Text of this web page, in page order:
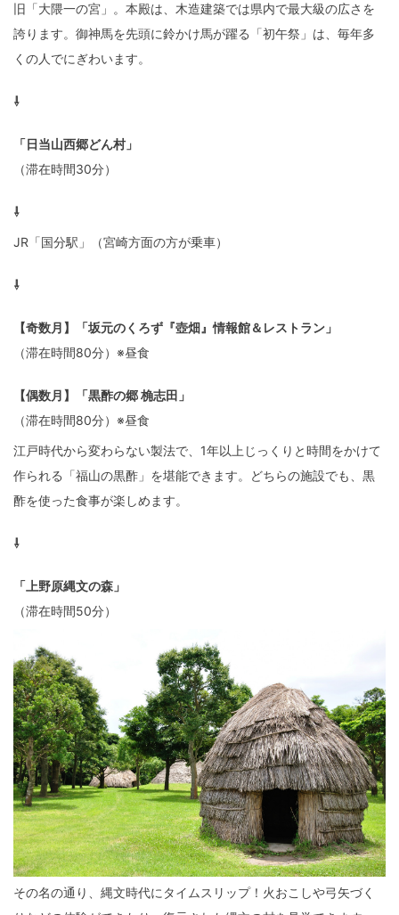
旧「大隈一の宮」。本殿は、木造建築では県内で最大級の広さを
誇ります。御神馬を先頭に鈴かけ馬が躍る「初午祭」は、毎年多
くの人でにぎわいます。
⇩
「日当山西郷どん村」
（滞在時間30分）
⇩
JR「国分駅」（宮崎方面の方が乗車）
⇩
【奇数月】「坂元のくろず『壺畑』情報館＆レストラン」
（滞在時間80分）※昼食
【偶数月】「黒酢の郷 桷志田」
（滞在時間80分）※昼食
江戸時代から変わらない製法で、1年以上じっくりと時間をかけて
作られる「福山の黒酢」を堪能できます。どちらの施設でも、黒
酢を使った食事が楽しめます。
⇩
「上野原縄文の森」
（滞在時間50分）
その名の通り、縄文時代にタイムスリップ！火おこしや弓矢づく